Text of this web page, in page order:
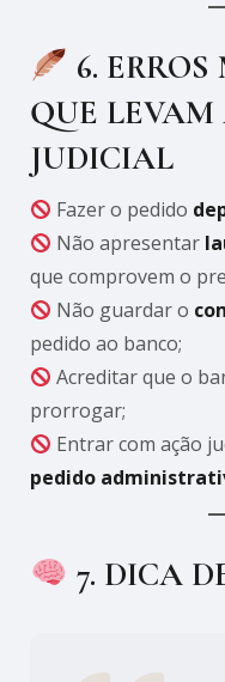
6.
QUE LEVAM
JUDICIAL
Fazer o pedido
Não apresentar
que comprovem o
Não guardar o
pedido ao banco;
Acreditar que o
prorrogar;
Entrar com ação
pedido
7. DICA